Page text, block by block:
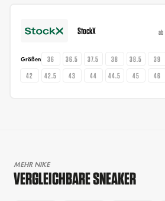
StockX ab
Größen 36 36.5 37.5 38 38.5 39
42
42.5 43 44 44.5 45 46
MEHR NIKE
VERGLEICHBARE SNEAKER